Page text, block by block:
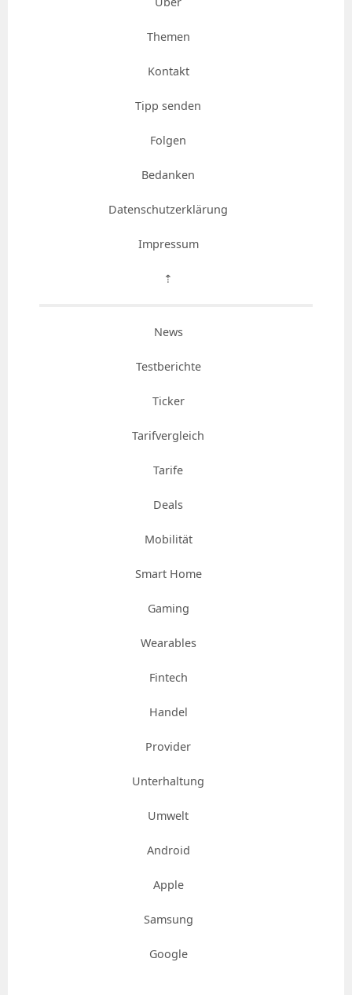
Themen
Kontakt
Tipp senden
Folgen
Bedanken
Datenschutzerklärung
Impressum
⇡
News
Testberichte
Ticker
Tarifvergleich
Tarife
Deals
Mobilität
Smart Home
Gaming
Wearables
Fintech
Handel
Provider
Unterhaltung
Umwelt
Android
Apple
Samsung
Google